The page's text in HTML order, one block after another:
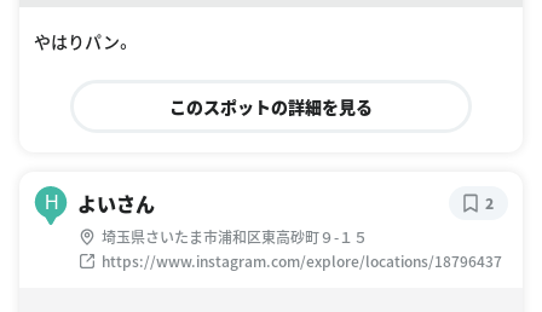
やはりパン。
このスポットの詳細を見る
H よいさん
埼玉県さいたま市浦和区東高砂町９-１５
https://www.instagram.com/explore/locations/18796437
2